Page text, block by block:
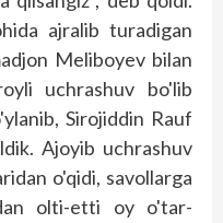
ajralib turadigan
Meliboyev bilan
uchrashuv bo'lib
Sirojiddin Rauf
Ajoyib uchrashuv
o'qidi, savollarga
olti-etti oy o'tar-